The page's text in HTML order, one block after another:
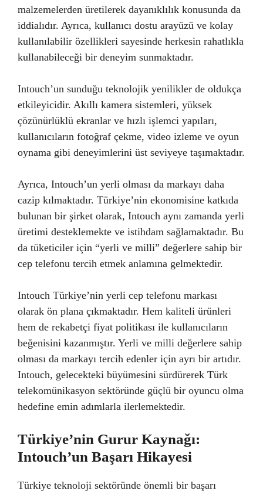
malzemelerden üretilerek dayanıklılık konusunda da
iddialıdır. Ayrıca, kullanıcı dostu arayüzü ve kolay
kullanılabilir özellikleri sayesinde herkesin rahatlıkla
kullanabileceği bir deneyim sunmaktadır.
Intouch’un sunduğu teknolojik yenilikler de oldukça
etkileyicidir. Akıllı kamera sistemleri, yüksek
çözünürlüklü ekranlar ve hızlı işlemci yapıları,
kullanıcıların fotoğraf çekme, video izleme ve oyun
oynama gibi deneyimlerini üst seviyeye taşımaktadır.
Ayrıca, Intouch’un yerli olması da markayı daha
cazip kılmaktadır. Türkiye’nin ekonomisine katkıda
bulunan bir şirket olarak, Intouch aynı zamanda yerli
üretimi desteklemekte ve istihdam sağlamaktadır. Bu
da tüketiciler için “yerli ve milli” değerlere sahip bir
cep telefonu tercih etmek anlamına gelmektedir.
Intouch Türkiye’nin yerli cep telefonu markası
olarak ön plana çıkmaktadır. Hem kaliteli ürünleri
hem de rekabetçi fiyat politikası ile kullanıcıların
beğenisini kazanmıştır. Yerli ve milli değerlere sahip
olması da markayı tercih edenler için ayrı bir artıdır.
Intouch, gelecekteki büyümesini sürdürerek Türk
telekomünikasyon sektöründe güçlü bir oyuncu olma
hedefine emin adımlarla ilerlemektedir.
Türkiye’nin Gurur Kaynağı:
Intouch’un Başarı Hikayesi
Türkiye teknoloji sektöründe önemli bir başarı